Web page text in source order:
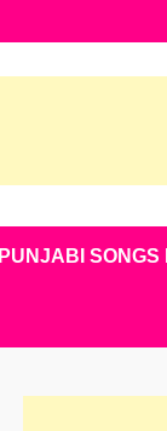
PUNJABI SONGS